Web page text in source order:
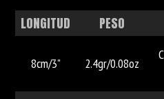
LONGITUD PESO
8cm/3" 2.4gr/0.08oz